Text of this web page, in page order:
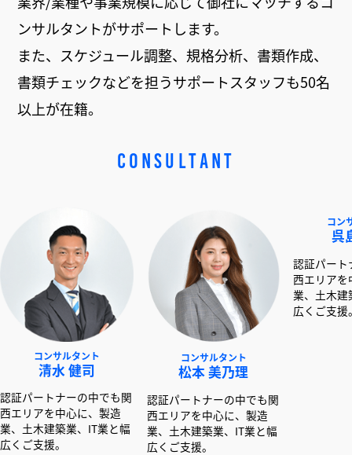
ンサルタントがサポートします。
また、スケジュール調整、規格分析、書類作成、
書類チェックなどを担うサポートスタッフも50名
以上が在籍。
CONSULTANT
タント
ーの中でも関
心に、製造
業、IT業と幅
コンサルタント
松本 美乃理
認証パートナーの中でも関
西エリアを中心に、製造
業、土木建築業、IT業と幅
広くご支援。
認証パートナーの中で
西エリアを中心に、製
業、土木建築業、IT業